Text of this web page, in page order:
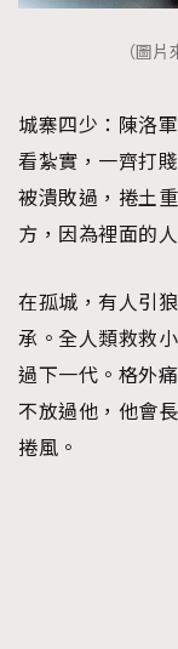
（圖
城寨四少：陳洛
看紮實，一齊打
被潰敗過，捲土
方，因為裡面的人
在孤城，有人引
承。全人類救救
過下一代。格外
不放過他，他會
捲風。